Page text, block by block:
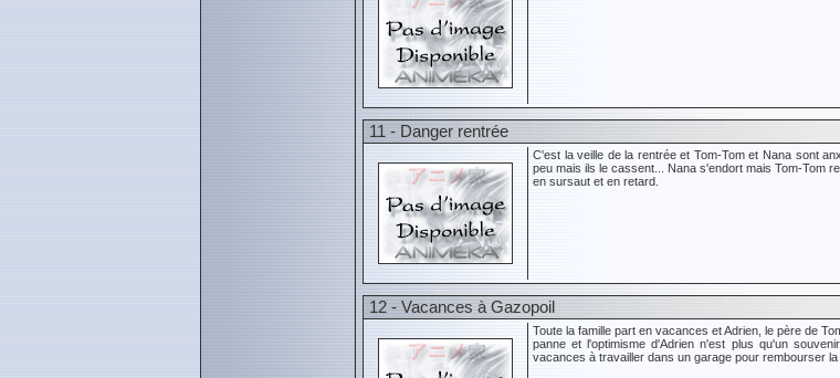
11 - Danger rentrée
C'est la veille de la rentrée et Tom-Tom et Nana sont
peu mais ils le cassent... Nana s'endort mais Tom-Tom
en sursaut et en retard.
12 - Vacances à Gazopoil
Toute la famille part en vacances et Adrien, le père de
panne et l'optimisme d'Adrien n'est plus qu'un
vacances à travailler dans un garage pour rembourser la